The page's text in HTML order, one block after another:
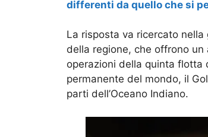
differenti da quello che si
La risposta va ricercato
della regione, che offrono un
operazioni della quinta flotta
permanente del mondo, il
parti dell’Oceano Indiano.